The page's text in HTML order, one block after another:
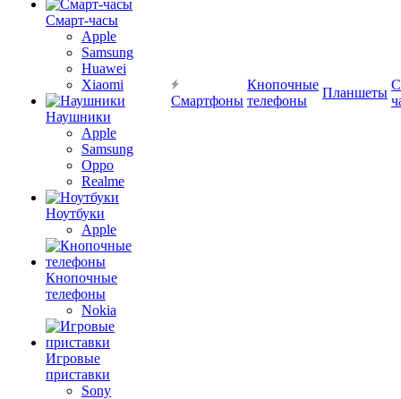
Смарт-часы
Apple
Samsung
Huawei
Xiaomi
Наушники
Apple
Samsung
Oppo
Realme
Ноутбуки
Apple
Кнопочные
телефоны
Nokia
Игровые
приставки
Sony
Смартфоны
Кнопочные
телефоны
Планшеты